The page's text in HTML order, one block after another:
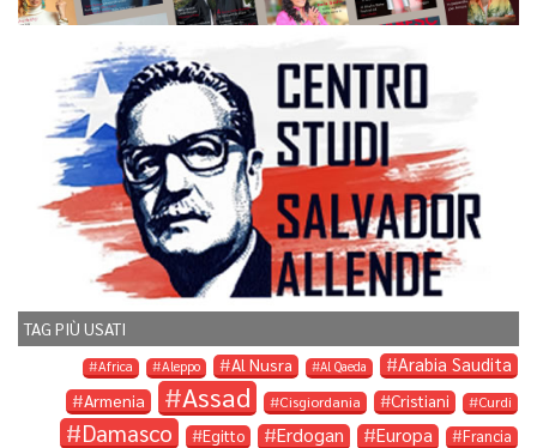
TAG PIÙ USATI
Africa Aleppo Al Nusra Al Qaeda Arabia Saudita
Armenia Assad Cisgiordania Cristiani Curdi
Damasco Egitto Erdogan Europa Francia